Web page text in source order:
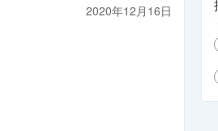
2020年12月16日